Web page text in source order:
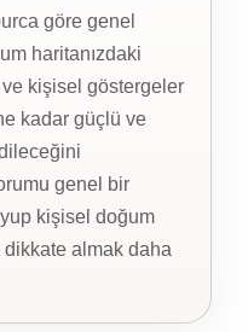
göre genel
haritanızdaki
kişisel göstergeler
kadar güçlü ve
genel bir
kişisel doğum
dikkate almak daha